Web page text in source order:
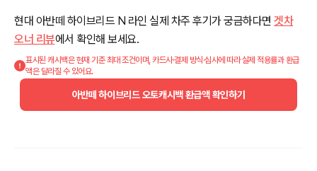
현대 아반떼 하이브리드 N 라인 실제 차주 후기가 궁금하다면 겟차
오너 리뷰에서 확인해 보세요.
표시된 캐시백은 현재 기준 최대 조건이며, 카드사·결제 방식·심사에 따라 실제 적용률과 환급
액은 달라질 수 있어요.
아반떼 하이브리드 오토캐시백 환급액 확인하기